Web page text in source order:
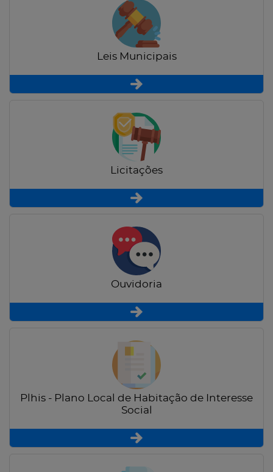
Leis Municipais
Licitações
Ouvidoria
Plhis - Plano Local de Habitação de Interesse
Social